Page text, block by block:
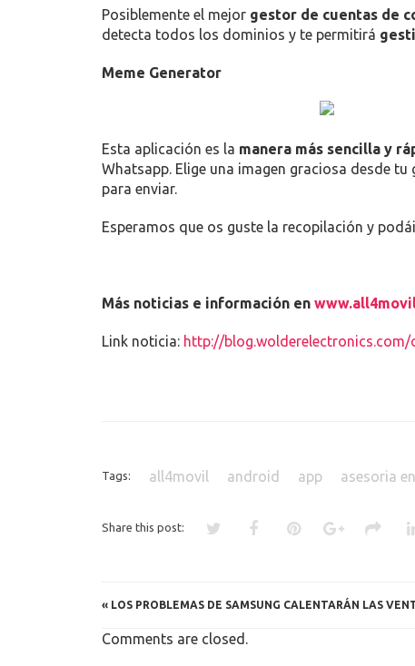
Posiblemente el mejor gestor de cuentas de
detecta todos los dominios y te permitirá
Meme Generator
Esta aplicación es la manera más sencilla y
Whatsapp. Elige una imagen graciosa desde
para enviar.
Esperamos que os guste la recopilación y
Más noticias e información en
Link noticia: http://
Tags: all4movil android app asesoria
Share this post:
« LOS PROBLEMAS DE SAMSUNG CALENTARÁN LAS
Comments are closed.